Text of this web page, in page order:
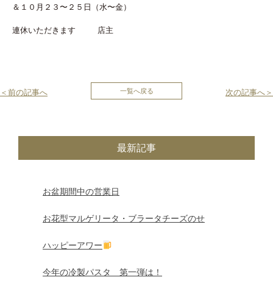
＆１０月２３〜２５日（水〜金）
連休いただきます 店主
投
ナ
ビ
＜前の記事へ 次の記事へ＞
一覧へ戻る
最新記事
お盆期間中の営業日
お花型マルゲリータ・ブラータチーズのせ
ハッピーアワー
今年の冷製パスタ 第一弾は！